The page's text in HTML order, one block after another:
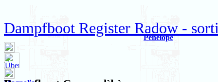
Dampfboot Register Radow -
Penelope